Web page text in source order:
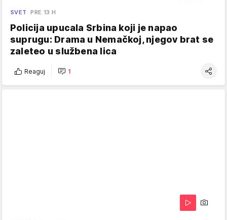
SVET PRE 13 H
Policija upucala Srbina koji je napao
suprugu: Drama u Nemačkoj, njegov brat se
zaleteo u službena lica
Reaguj 1